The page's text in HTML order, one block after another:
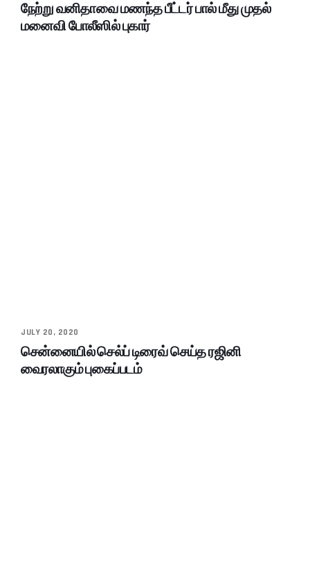
நேற்று வனிதாவை மணந்த பீட்டர் பால் மீது முதல்
மனைவி போலீஸில் புகார்
JULY 20, 2020
சென்னையில் செல்ப் டிரைவ் செய்த ரஜினி
வைரலாகும் புகைப்படம்